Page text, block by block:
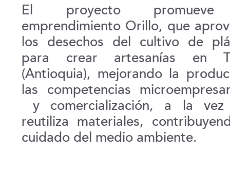
El proyecto
emprendimiento Orillo, que
los desechos del cultivo de
para crear artesanías en
(Antioquia), mejorando la
las competencias
y comercialización, a la
reutiliza materiales,
cuidado del medio ambiente.